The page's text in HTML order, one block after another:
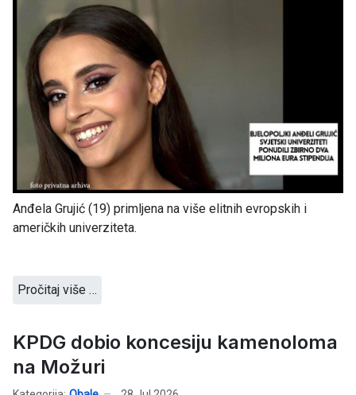
Anđela Grujić (19) primljena na više elitnih evropskih i
američkih univerziteta.
Pročitaj više …
KPDG dobio koncesiju kamenoloma
na Možuri